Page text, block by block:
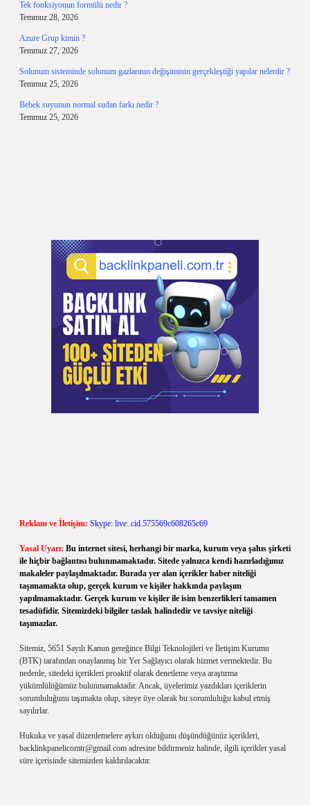
Tek fonksiyonun formülü nedir ?
Temmuz 28, 2026
Azure Grup kimin ?
Temmuz 27, 2026
Solunum sisteminde solunum gazlarının değişiminin gerçekleştiği yapılar nelerdir ?
Temmuz 25, 2026
Bebek suyunun normal sudan farkı nedir ?
Temmuz 25, 2026
Reklam ve İletişim: Skype: live:.cid.575569c608265c69
Yasal Uyarı: Bu internet sitesi, herhangi bir marka, kurum veya şahıs şirketi
ile hiçbir bağlantısı bulunmamaktadır. Sitede yalnızca kendi hazırladığımız
makaleler paylaşılmaktadır. Burada yer alan içerikler haber niteliği
taşımamakta olup, gerçek kurum ve kişiler hakkında paylaşım
yapılmamaktadır. Gerçek kurum ve kişiler ile isim benzerlikleri tamamen
tesadüfidir. Sitemizdeki bilgiler taslak halindedir ve tavsiye niteliği
taşımazlar.
Sitemiz, 5651 Sayılı Kanun gereğince Bilgi Teknolojileri ve İletişim Kurumu
(BTK) tarafından onaylanmış bir Yer Sağlayıcı olarak hizmet vermektedir. Bu
nedenle, sitedeki içerikleri proaktif olarak denetleme veya araştırma
yükümlülüğümüz bulunmamaktadır. Ancak, üyelerimiz yazdıkları içeriklerin
sorumluluğunu taşımakta olup, siteye üye olarak bu sorumluluğu kabul etmiş
sayılırlar.
Hukuka ve yasal düzenlemelere aykırı olduğunu düşündüğünüz içerikleri,
backlinkpanelicomtr@gmail.com adresine bildirmeniz halinde, ilgili içerikler yasal
süre içerisinde sitemizden kaldırılacaktır.